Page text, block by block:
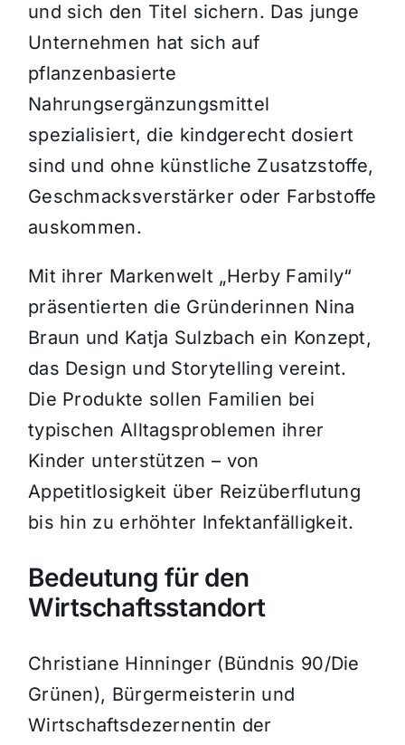
und sich den Titel sichern. Das junge
Unternehmen hat sich auf
pflanzenbasierte
Nahrungsergänzungsmittel
spezialisiert, die kindgerecht dosiert
sind und ohne künstliche Zusatzstoffe,
Geschmacksverstärker oder Farbstoffe
auskommen.
Mit ihrer Markenwelt „Herby Family“
präsentierten die Gründerinnen Nina
Braun und Katja Sulzbach ein Konzept,
das Design und Storytelling vereint.
Die Produkte sollen Familien bei
typischen Alltagsproblemen ihrer
Kinder unterstützen – von
Appetitlosigkeit über Reizüberflutung
bis hin zu erhöhter Infektanfälligkeit.
Bedeutung für den
Wirtschaftsstandort
Christiane Hinninger (Bündnis 90/Die
Grünen), Bürgermeisterin und
Wirtschaftsdezernentin der